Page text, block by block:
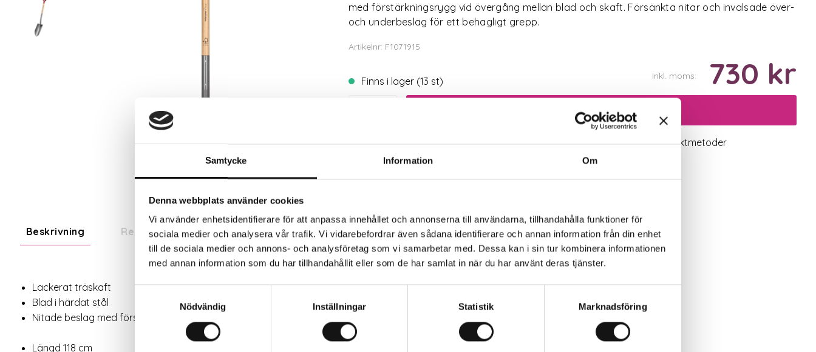
Samtycke Information Om
Denna webbplats använder cookies
Vi använder enhetsidentifierare för att anpassa innehållet och annonserna till användarna, tillhandahålla funktioner för
sociala medier och analysera vår trafik. Vi vidarebefordrar även sådana identifierare och annan information från din enhet
till de sociala medier och annons- och analysföretag som vi samarbetar med. Dessa kan i sin tur kombinera informationen
med annan information som du har tillhandahållit eller som de har samlat in när du har använt deras tjänster.
Nödvändig
Inställningar Statistik Marknadsföring
med förstärkningsrygg vid övergång mellan blad och skaft. Försänkta nitar och invalsade över-
och underbeslag för ett behagligt grepp.
Artikelnr: F1071915
Finns i lager (13 st) Inkl. moms: 730 kr
Lägg i varukorgen
Trygg betalning Ekologiskt utbud Valbara fraktmetoder
Beskrivning Recensioner Om tillverkaren
Lackerat träskaft
Blad i härdat stål
Nitade beslag med förstärkningsrygg
Längd 118 cm